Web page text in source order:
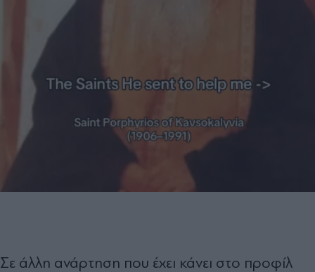
Σε άλλη ανάρτηση που έχει κάνει στο προφίλ